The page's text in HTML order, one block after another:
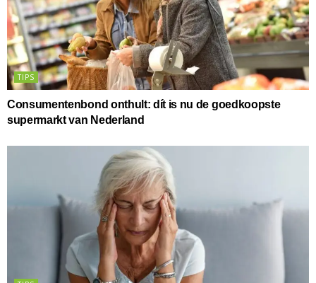
TIPS
Consumentenbond onthult: dít is nu de goedkoopste
supermarkt van Nederland